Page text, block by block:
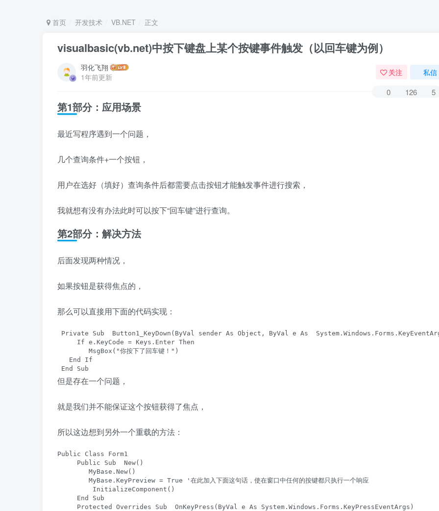
首页 开发技术 VB.NET 正文
visualbasic(vb.net)中按下键盘上某个按键事件触发（以回车键为例）
羽化飞翔
1年前更新
关注 私信
0 126 5
第1部分：应用场景
最近写程序遇到一个问题，
几个查询条件+一个按钮，
用户在选好（填好）查询条件后都需要点击按钮才能触发事件进行搜索，
我就想有没有办法此时可以按下“回车键”进行查询。
第2部分：解决方法
后面发现两种情况，
如果按钮是获得焦点的，
那么可以直接用下面的代码实现：
Private Sub  Button1_KeyDown(ByVal sender As Object, ByVal e As
If e.KeyCode = Keys.Enter Then
MsgBox("你按下了回车键！")
End If
End Sub
但是存在一个问题，
就是我们并不能保证这个按钮获得了焦点，
所以这边想到另外一个重载的方法：
Public Class Form1
Public Sub  New()
MyBase.New()
MyBase.KeyPreview = True '在此加入下面这句话，使在窗口中任何的按键都只执行一个响应
InitializeComponent()
End Sub
Protected Overrides Sub  OnKeyPress(ByVal e As System.Windows.Forms.KeyPressEventArgs)